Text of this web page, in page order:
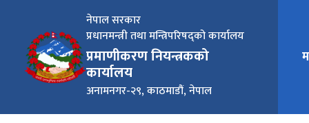
नेपाल सरकार
प्रधानमन्त्री तथा मन्त्रिपरिषद्को कार्यालय
प्रमाणीकरण नियन्त्रकको
कार्यालय
अनामनगर-२९, काठमाडौं, नेपाल
मुख्य